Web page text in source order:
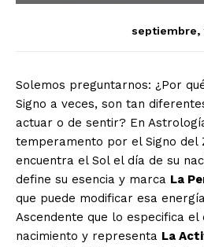
septiembre,
Solemos preguntarnos: ¿Por
Signo a veces, son tan
actuar o de sentir? En
temperamento por el Signo del
encuentra el Sol el día de su
define su esencia y marca La
que puede modificar esa
Ascendente que lo especifica
nacimiento y representa La